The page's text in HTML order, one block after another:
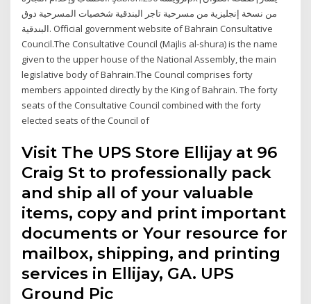
من نسخة إنجليزية من مسرحية تاجر البندقية شخصيات المسرحية دوق
البندقية. Official government website of Bahrain Consultative
Council.The Consultative Council (Majlis al-shura) is the name
given to the upper house of the National Assembly, the main
legislative body of Bahrain.The Council comprises forty
members appointed directly by the King of Bahrain. The forty
seats of the Consultative Council combined with the forty
elected seats of the Council of
Visit The UPS Store Ellijay at 96
Craig St to professionally pack
and ship all of your valuable
items, copy and print important
documents or Your resource for
mailbox, shipping, and printing
services in Ellijay, GA. UPS
Ground Pic